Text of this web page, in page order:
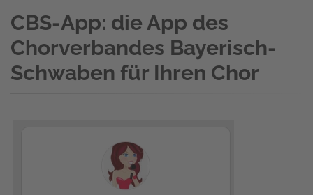
CBS-App: die App des
Chorverbandes Bayerisch-
Schwaben für Ihren Chor